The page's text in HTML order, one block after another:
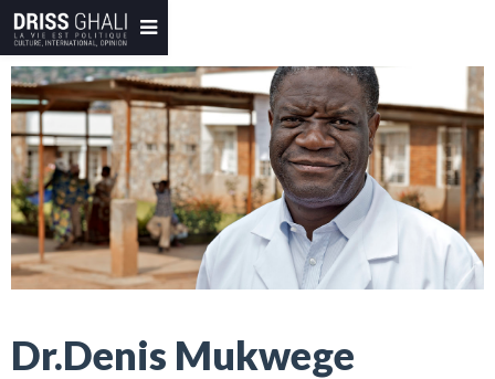
Dr.Denis Mukwege